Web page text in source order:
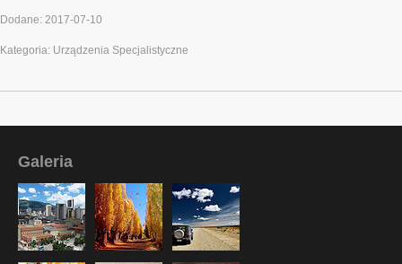
Dodane: 2017-07-10
Kategoria: Urządzenia Specjalistyczne
Galeria